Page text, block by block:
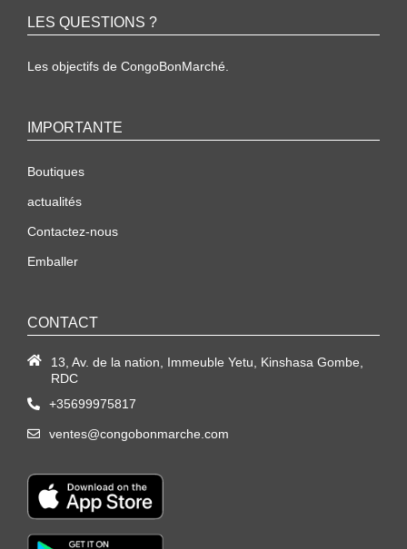
LES QUESTIONS ?
Les objectifs de CongoBonMarché.
IMPORTANTE
Boutiques
actualités
Contactez-nous
Emballer
CONTACT
13, Av. de la nation, Immeuble Yetu, Kinshasa Gombe,
RDC
+35699975817
ventes@congobonmarche.com